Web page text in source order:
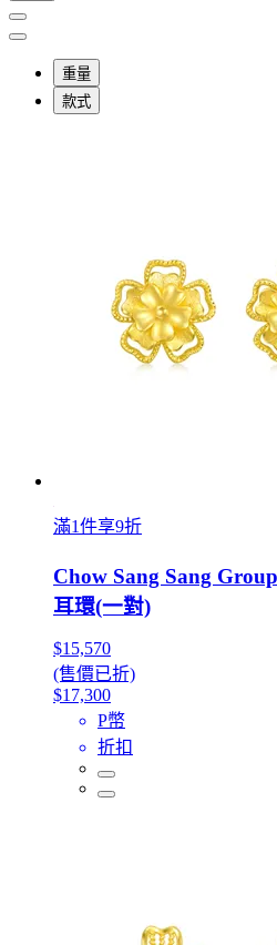
重量
款式
滿1件享9折
Chow Sang Sang
耳環(一對)
$15,570
(售價已折)
$17,300
P幣
折扣